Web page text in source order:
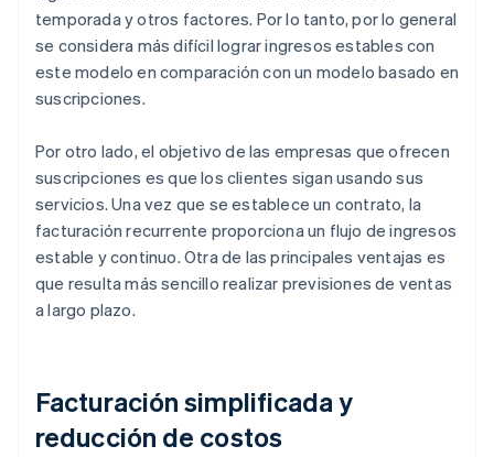
temporada y otros factores. Por lo tanto, por lo general
se considera más difícil lograr ingresos estables con
este modelo en comparación con un modelo basado en
suscripciones.
Por otro lado, el objetivo de las empresas que ofrecen
suscripciones es que los clientes sigan usando sus
servicios. Una vez que se establece un contrato, la
facturación recurrente proporciona un flujo de ingresos
estable y continuo. Otra de las principales ventajas es
que resulta más sencillo realizar previsiones de ventas
a largo plazo.
Facturación simplificada y
reducción de costos